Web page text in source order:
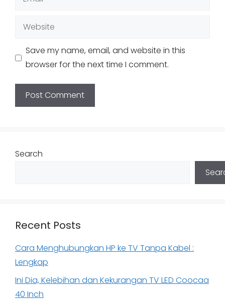
Website
Save my name, email, and website in this
browser for the next time I comment.
Search
Recent Posts
Cara Menghubungkan HP ke TV Tanpa Kabel :
Lengkap
Ini Dia, Kelebihan dan Kekurangan TV LED Coocaa
40 Inch